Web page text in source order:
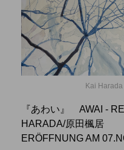
Kai
『あわい』 AWAI -
HARADA/原田楓居
ERÖFFNUNG AM